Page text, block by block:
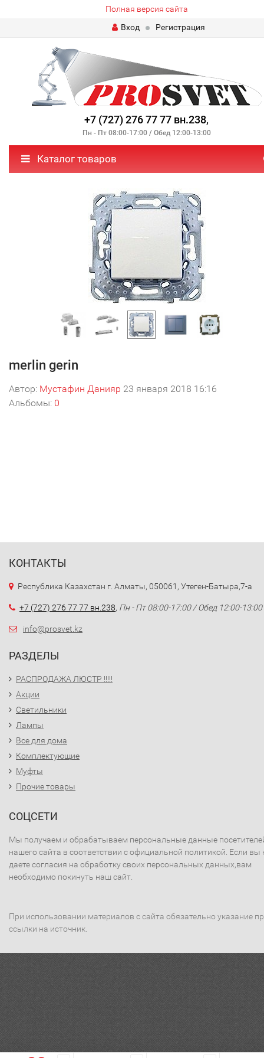
Полная версия сайта
Вход
Регистрация
+7 (727) 276 77 77 вн.238,
Пн - Пт 08:00-17:00 / Обед 12:00-13:00
Каталог товаров
merlin gerin
Автор: Мустафин Данияр 23 января 2018 16:16
Альбомы: 0
КОНТАКТЫ
Республика Казахстан г. Алматы, 050061, Утеген-Батыра,7-а
+7 (727) 276 77 77 вн.238, Пн - Пт 08:00-17:00 / Обед 12:00-13:00
info@prosvet.kz
РАЗДЕЛЫ
РАСПРОДАЖА ЛЮСТР !!!!!
Акции
Светильники
Лампы
Все для дома
Комплектующие
Муфты
Прочие товары
СОЦСЕТИ
Мы получаем и обрабатываем персональные данные
нашего сайта в соответствии с официальной политикой. Если вы
даете согласия на обработку своих персональных данных,вам
необходимо покинуть наш сайт.
При использовании материалов с сайта обязательно указание
ссылки на источник.